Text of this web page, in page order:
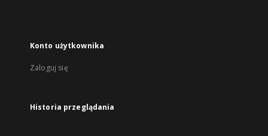
Konto użytkownika
Zaloguj się
Historia przeglądania